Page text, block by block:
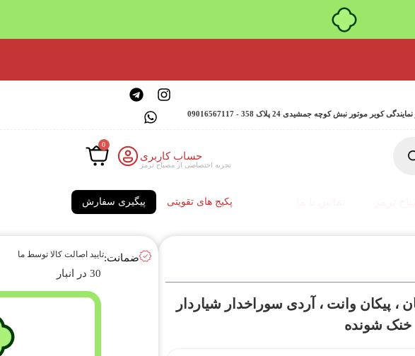
موتور نبش کوچه جمشیدی 24 پلاک 358 - 09016567117
حساب کاربری
تجربه اختصاصی از مصباح ترمز
0
پکیج های تقویتی پیگیری سفارش
، پیکان وانت ، آردی سوراخدار شیاردار
خنک شونده
ضمانت:تایید اصالت کالا توسط ما
30 در انبار